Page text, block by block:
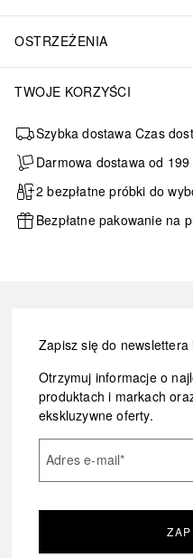
OSTRZEŻENIA
TWOJE KORZYŚCI
Szybka dostawa Czas
Darmowa dostawa od
2 bezpłatne próbki do
Bezpłatne pakowanie na
Zapisz się do
Otrzymuj informacje o
produktach i markach
ekskluzywne oferty.
Adres e-mail*